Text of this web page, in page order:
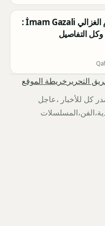
مسلسل الإمام الغزالي İmam Gazali :
وكل التفاصيل
التحرير خريطة الموقع
كل للأخبار ،عاجل